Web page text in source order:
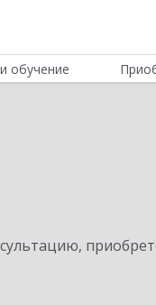
обучение